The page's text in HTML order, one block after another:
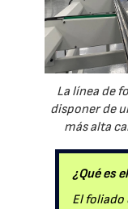
La línea de
disponer de
más alta
¿Qué es
El foliado